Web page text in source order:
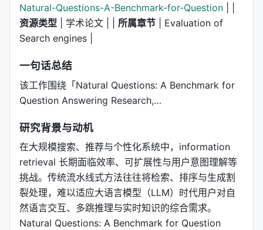
Natural-Questions-A-Benchmark-for-Question
资源类型 | 学术论文 | | 所属章节 | Evaluation of
Search engines |
一句话总结
该工作围绕「Natural Questions: A Benchmark for
Question Answering Research,…
研究背景与动机
在大规模搜索、推荐与个性化系统中，information
retrieval 长期面临效率、可扩展性与用户意图理解等
挑战。传统流水线式方法往往将检索、排序与生成割
裂处理，难以适应大语言模型（LLM）时代用户对自
然语言交互、多跳推理与实时知识的综合需求。
Natural Questions: A Benchmark for Question